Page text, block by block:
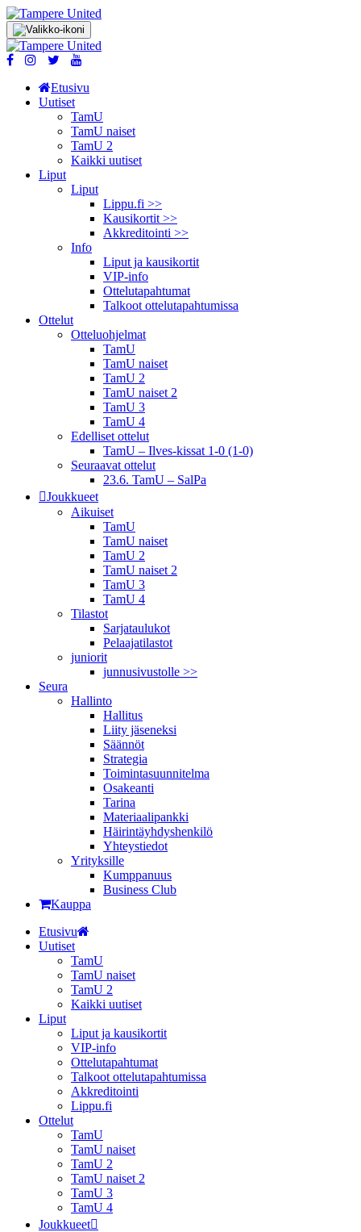
Etusivu
Uutiset
TamU
TamU naiset
TamU 2
Kaikki uutiset
Liput
Liput
Lippu.fi >>
Kausikortit >>
Akkreditointi >>
Info
Liput ja kausikortit
VIP-info
Ottelutapahtumat
Talkoot ottelu­tapahtumissa
Ottelut
Otteluohjelmat
TamU
TamU naiset
TamU 2
TamU naiset 2
TamU 3
TamU 4
Edelliset ottelut
TamU – Ilves-kissat 1-0 (1-0)
Seuraavat ottelut
23.6. TamU – SalPa
Joukkueet
Aikuiset
TamU
TamU naiset
TamU 2
TamU naiset 2
TamU 3
TamU 4
Tilastot
Sarjataulukot
Pelaajatilastot
juniorit
junnusivustolle >>
Seura
Hallinto
Hallitus
Liity jäseneksi
Säännöt
Strategia
Toimintasuunnitelma
Osakeanti
Tarina
Materiaalipankki
Häirintä­yhdyshenkilö
Yhteystiedot
Yrityksille
Kumppanuus
Business Club
Kauppa
Etusivu
Uutiset
TamU
TamU naiset
TamU 2
Kaikki uutiset
Liput
Liput ja kausikortit
VIP-info
Ottelutapahtumat
Talkoot ottelutapahtumissa
Akkreditointi
Lippu.fi
Ottelut
TamU
TamU naiset
TamU 2
TamU naiset 2
TamU 3
TamU 4
Joukkueet